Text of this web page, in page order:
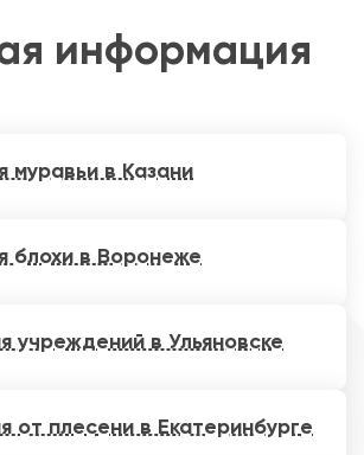
информация
муравьи в Казани
блохи в Воронеже
учреждений в Ульяновске
от плесени в Екатеринбурге